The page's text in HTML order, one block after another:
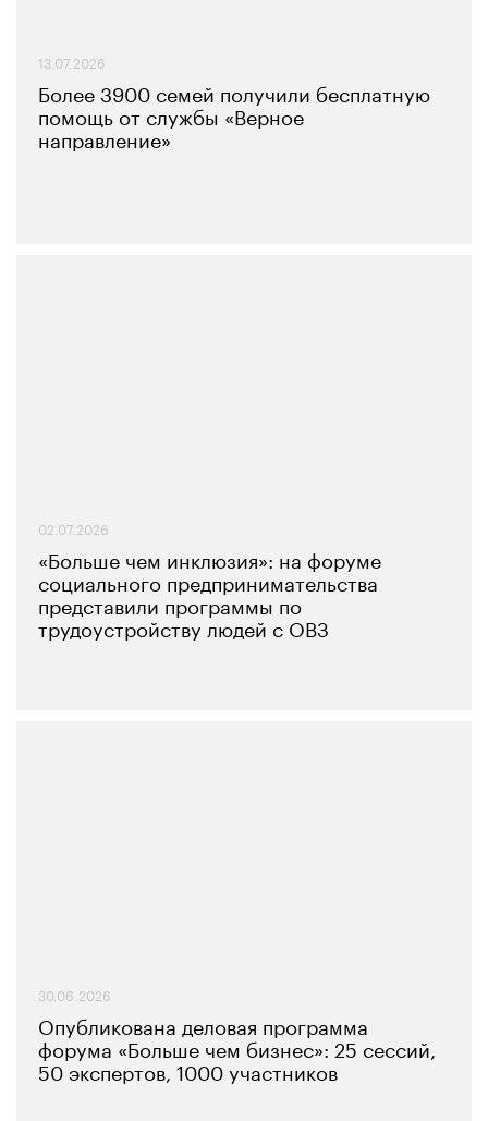
13.07.2026
Более 3900 семей получили бесплатную
помощь от службы «Верное
направление»
02.07.2026
«Больше чем инклюзия»: на форуме
социального предпринимательства
представили программы по
трудоустройству людей с ОВЗ
30.06.2026
Опубликована деловая программа
форума «Больше чем бизнес»: 25 сессий,
50 экспертов, 1000 участников